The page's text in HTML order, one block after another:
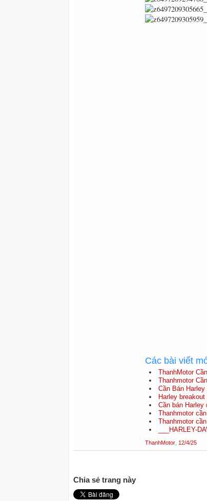
Các bài viết
ThanhMotor
Thanhmotor
Cần Bán
Harley
Cần bán Harley
Thanhmotor
Thanhmotor
___HARLEY-
ThanhMotor 12/4/25
Chia sẻ trang này